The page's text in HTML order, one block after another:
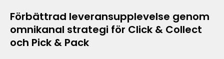
Förbättrad leveransupplevelse genom
omnikanal strategi för Click & Collect
och Pick & Pack